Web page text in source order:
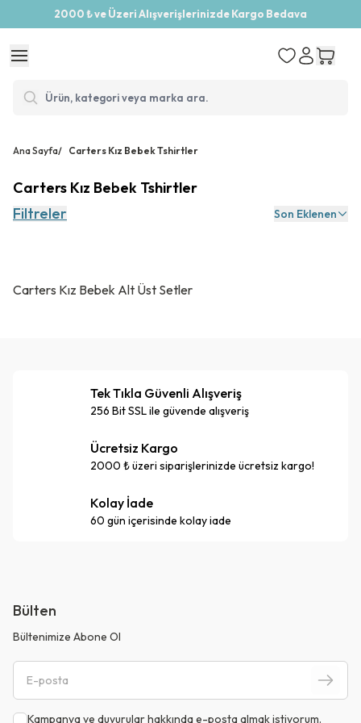
2000 ₺ ve Üzeri Alışverişlerinizde Kargo Bedava
Ana Sayfa/ Carters Kız Bebek Tshirtler
Carters Kız Bebek Tshirtler
Filtreler
Son Eklenen
Carters Kız Bebek Alt Üst Setler
Tek Tıkla Güvenli Alışveriş
256 Bit SSL ile güvende alışveriş
Ücretsiz Kargo
2000 ₺ üzeri siparişlerinizde ücretsiz kargo!
Kolay İade
60 gün içerisinde kolay iade
Bülten
Bültenimize Abone Ol
Kampanya ve duyurular hakkında e-posta almak istiyorum.